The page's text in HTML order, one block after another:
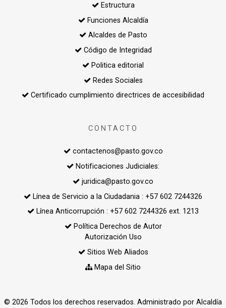
Estructura
Funciones Alcaldía
Alcaldes de Pasto
Código de Integridad
Politica editorial
Redes Sociales
Certificado cumplimiento directrices de accesibilidad
CONTACTO
contactenos@pasto.gov.co
Notificaciones Judiciales:
juridica@pasto.gov.co
Línea de Servicio a la Ciudadania : +57 602 7244326
Línea Anticorrupción : +57 602 7244326 ext. 1213
Política Derechos de Autor
Autorización Uso
Sitios Web Aliados
Mapa del Sitio
© 2026 Todos los derechos reservados. Administrado por Alcaldía